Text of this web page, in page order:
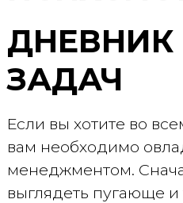
ДНЕВНИК
ЗАДАЧ
Если вы хотите во
вам необходимо
менеджментом.
выглядеть пугающе